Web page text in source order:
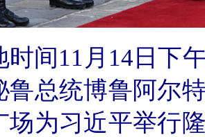
11月14日下午
鲁总统博鲁阿尔
场为习近平举行